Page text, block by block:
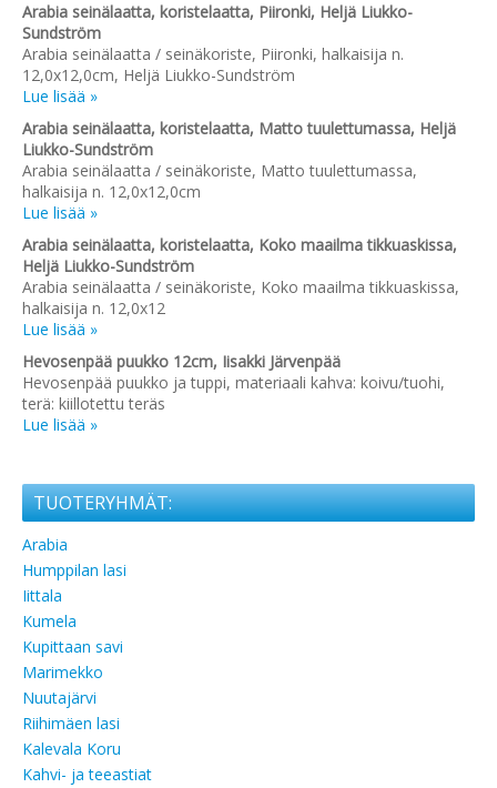
Arabia seinälaatta, koristelaatta, Piironki, Heljä Liukko-
Sundström
Arabia seinälaatta / seinäkoriste, Piironki, halkaisija n.
12,0x12,0cm, Heljä Liukko-Sundström
Lue lisää »
Arabia seinälaatta, koristelaatta, Matto tuulettumassa, Heljä
Liukko-Sundström
Arabia seinälaatta / seinäkoriste, Matto tuulettumassa,
halkaisija n. 12,0x12,0cm
Lue lisää »
Arabia seinälaatta, koristelaatta, Koko maailma tikkuaskissa,
Heljä Liukko-Sundström
Arabia seinälaatta / seinäkoriste, Koko maailma tikkuaskissa,
halkaisija n. 12,0x12
Lue lisää »
Hevosenpää puukko 12cm, Iisakki Järvenpää
Hevosenpää puukko ja tuppi, materiaali kahva: koivu/tuohi,
terä: kiillotettu teräs
Lue lisää »
TUOTERYHMÄT:
Arabia
Humppilan lasi
Iittala
Kumela
Kupittaan savi
Marimekko
Nuutajärvi
Riihimäen lasi
Kalevala Koru
Kahvi- ja teeastiat